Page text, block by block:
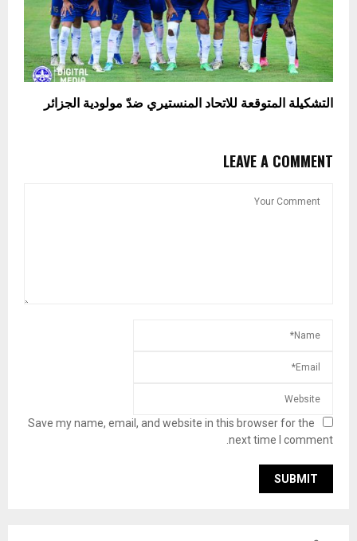
التشكيلة المتوقعة للاتحاد المنستيري ضدّ مولودية الجزائر
LEAVE A COMMENT
Save my name, email, and website in this browser for the
next time I comment.